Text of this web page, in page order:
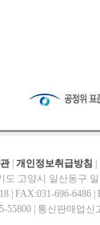
| 개인정보취급방침
도 고양시 일산동구
| FAX:031-696-6486 |
55800 | 통신판매업